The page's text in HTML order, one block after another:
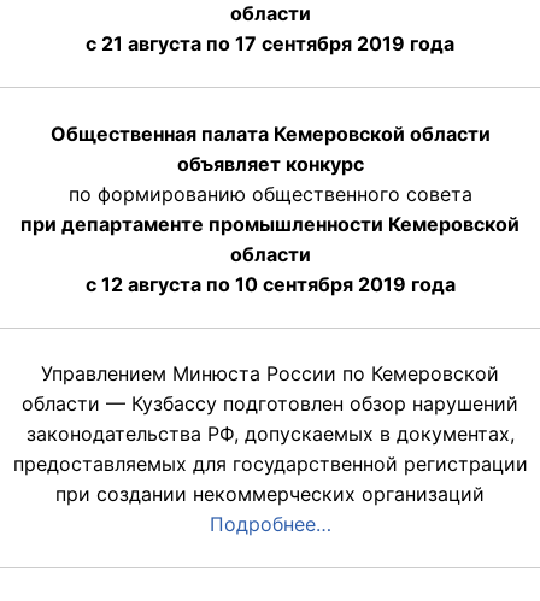
области
с 21 августа по 17 сентября 2019 года
Общественная палата Кемеровской области
объявляет конкурс
по формированию общественного совета
при департаменте промышленности Кемеровской
области
с 12 августа по 10 сентября 2019 года
Управлением Минюста России по Кемеровской
области — Кузбассу подготовлен обзор нарушений
законодательства РФ, допускаемых в документах,
предоставляемых для государственной регистрации
при создании некоммерческих организаций
Подробнее…